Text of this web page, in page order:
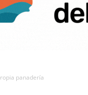
panadería